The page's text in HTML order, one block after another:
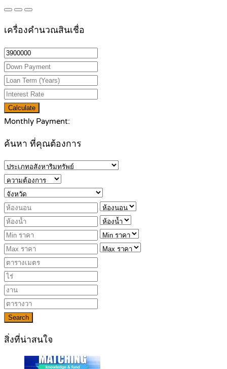
เครื่องคำนวณสินเชื่อ
Calculate
Monthly Payment:
ค้นหา ที่คุณต้องการ
Search
สิ่งที่น่าสนใจ